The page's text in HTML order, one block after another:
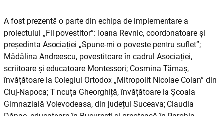
A fost prezentă o parte din echipa de implementare a
proiectului „Fii povestitor”: Ioana Revnic, coordonatoare și
președinta Asociației „Spune-mi o poveste pentru suflet”;
Mădălina Andreescu, povestitoare în cadrul Asociației,
scriitoare și educatoare Montessori; Cosmina Tămaș,
învățătoare la Colegiul Ortodox „Mitropolit Nicolae Colan” din
Cluj-Napoca; Tincuța Gheorghiță, învățătoare la Școala
Gimnazială Voievodeasa, din județul Suceava; Claudia